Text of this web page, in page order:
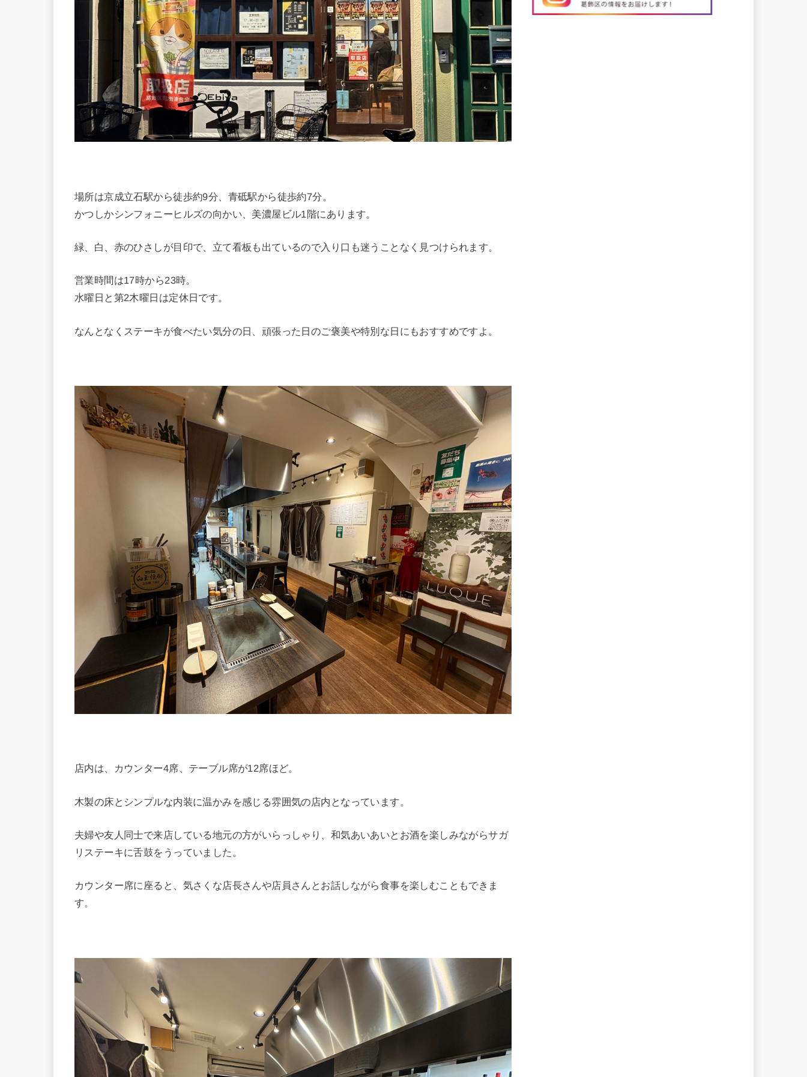
場所は京成立石駅から徒歩約9分、青砥駅から徒歩約7分。
かつしかシンフォニーヒルズの向かい、美濃屋ビル1階にあります。
緑、白、赤のひさしが目印で、立て看板も出ているので入り口も迷うことなく見つけられます。
営業時間は17時から23時。
水曜日と第2木曜日は定休日です。
なんとなくステーキが食べたい気分の日、頑張った日のご褒美や特別な日にもおすすめですよ。
店内は、カウンター4席、テーブル席が12席ほど。
木製の床とシンプルな内装に温かみを感じる雰囲気の店内となっています。
夫婦や友人同士で来店している地元の方がいらっしゃり、和気あいあいとお酒を楽しみながらサガ
リステーキに舌鼓をうっていました。
カウンター席に座ると、気さくな店長さんや店員さんとお話しながら食事を楽しむこともできま
す。